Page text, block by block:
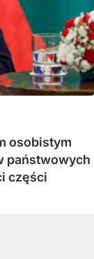
osobistym
państwowych
części